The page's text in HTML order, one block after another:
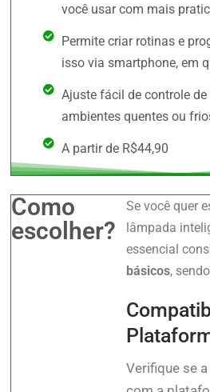
você usar com mais
Permite criar rotinas e
isso via smartphone, em
Ajuste fácil de controle
ambientes quentes ou
A partir de R$44,90
Como
escolher?
Se você quer
lâmpada
essencial
básicos,
Verifique se